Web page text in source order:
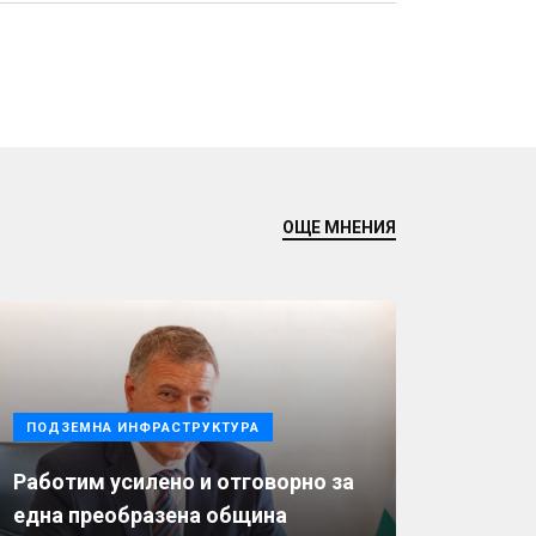
ОЩЕ МНЕНИЯ
ПОДЗЕМНА ИНФРАСТРУКТУРА
Работим усилено и отговорно за
една преобразена община